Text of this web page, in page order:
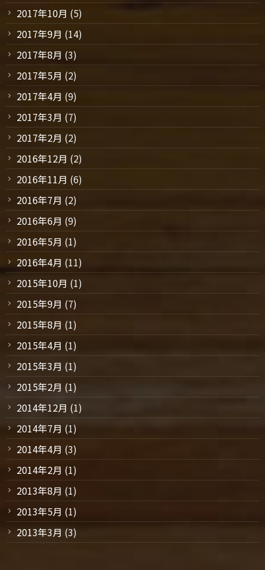
2017年10月 (5)
2017年9月 (14)
2017年8月 (3)
2017年5月 (2)
2017年4月 (9)
2017年3月 (7)
2017年2月 (2)
2016年12月 (2)
2016年11月 (6)
2016年7月 (2)
2016年6月 (9)
2016年5月 (1)
2016年4月 (11)
2015年10月 (1)
2015年9月 (7)
2015年8月 (1)
2015年4月 (1)
2015年3月 (1)
2015年2月 (1)
2014年12月 (1)
2014年7月 (1)
2014年4月 (3)
2014年2月 (1)
2013年8月 (1)
2013年5月 (1)
2013年3月 (3)